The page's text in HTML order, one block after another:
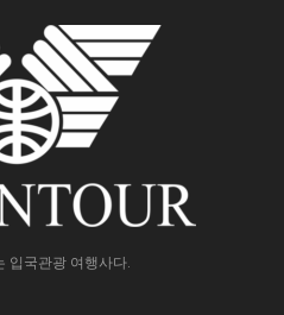
입국관광 여행사다.